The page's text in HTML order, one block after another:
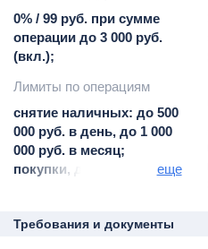
0% / 99 руб. при сумме
операции до 3 000 руб.
(вкл.);
Лимиты по операциям
снятие наличных: до 500
000 руб. в день, до 1 000
000 руб. в месяц;
покупки, до 600 000 руб.еще
Требования и документы